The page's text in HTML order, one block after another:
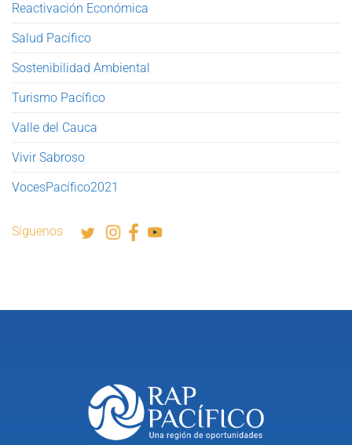
Reactivación Económica
Salud Pacífico
Sostenibilidad Ambiental
Turismo Pacífico
Valle del Cauca
Vivir Sabroso
VocesPacífico2021
Síguenos